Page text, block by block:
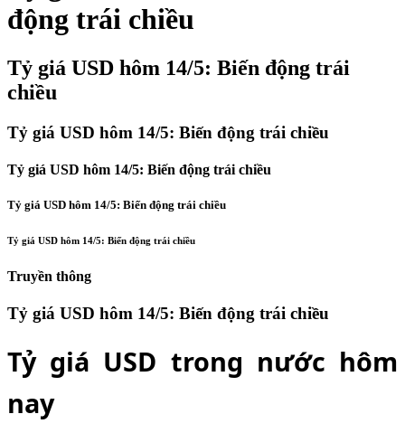
động trái chiều
Tỷ giá USD hôm 14/5: Biến động trái
chiều
Tỷ giá USD hôm 14/5: Biến động trái chiều
Tỷ giá USD hôm 14/5: Biến động trái chiều
Tỷ giá USD hôm 14/5: Biến động trái chiều
Tỷ giá USD hôm 14/5: Biến động trái chiều
Truyền thông
Tỷ giá USD hôm 14/5: Biến động trái chiều
Tỷ giá USD trong nước hôm
nay